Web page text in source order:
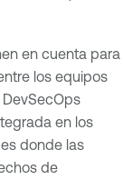
en cuenta para
los equipos
en los
donde las
de